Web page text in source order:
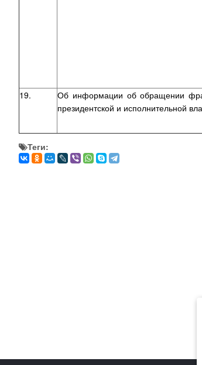
19.
Об информации об обращении
президентской и исполнительной
Теги: